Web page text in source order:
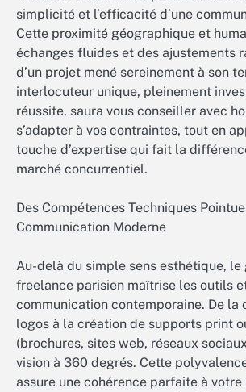
simplicité et l’efficacité d’une
Cette proximité géographique et
échanges fluides et des ajustements
d’un projet mené sereinement à son
interlocuteur unique, pleinement
réussite, saura vous conseiller avec
s’adapter à vos contraintes, tout en
touche d’expertise qui fait la
marché concurrentiel.
Des Compétences Techniques
Communication Moderne
Au-delà du simple sens esthétique, le
freelance parisien maîtrise les outils
communication contemporaine. De la
logos à la création de supports print
(brochures, sites web, réseaux
vision à 360 degrés. Cette
assure une cohérence parfaite à votre